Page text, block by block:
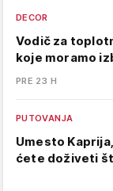
DECOR
Vodič za
koje moramo
PRE 23 H
PUTOVANJA
Umesto
ćete doživeti